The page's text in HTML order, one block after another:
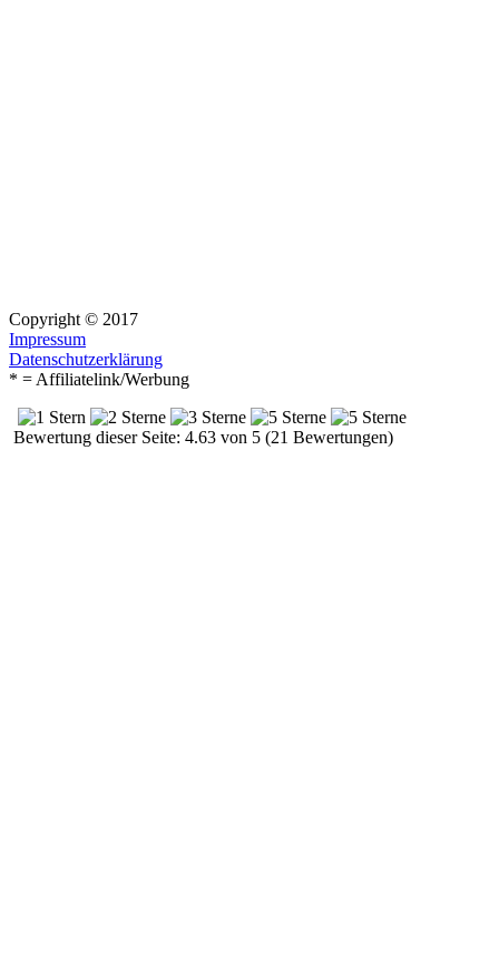
Copyright © 2017
Impressum
Datenschutzerklärung
* = Affiliatelink/Werbung
Bewertung dieser Seite: 4.63 von 5 (21 Bewertungen)